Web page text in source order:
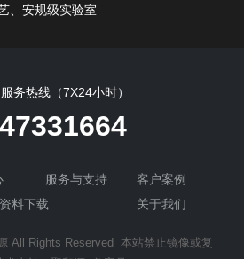
、安规级实验室
务热线（7X24小时）
服务与支持
客户案例
资料下载 关于我们
All Rights Reserved 本站禁止镜像或复